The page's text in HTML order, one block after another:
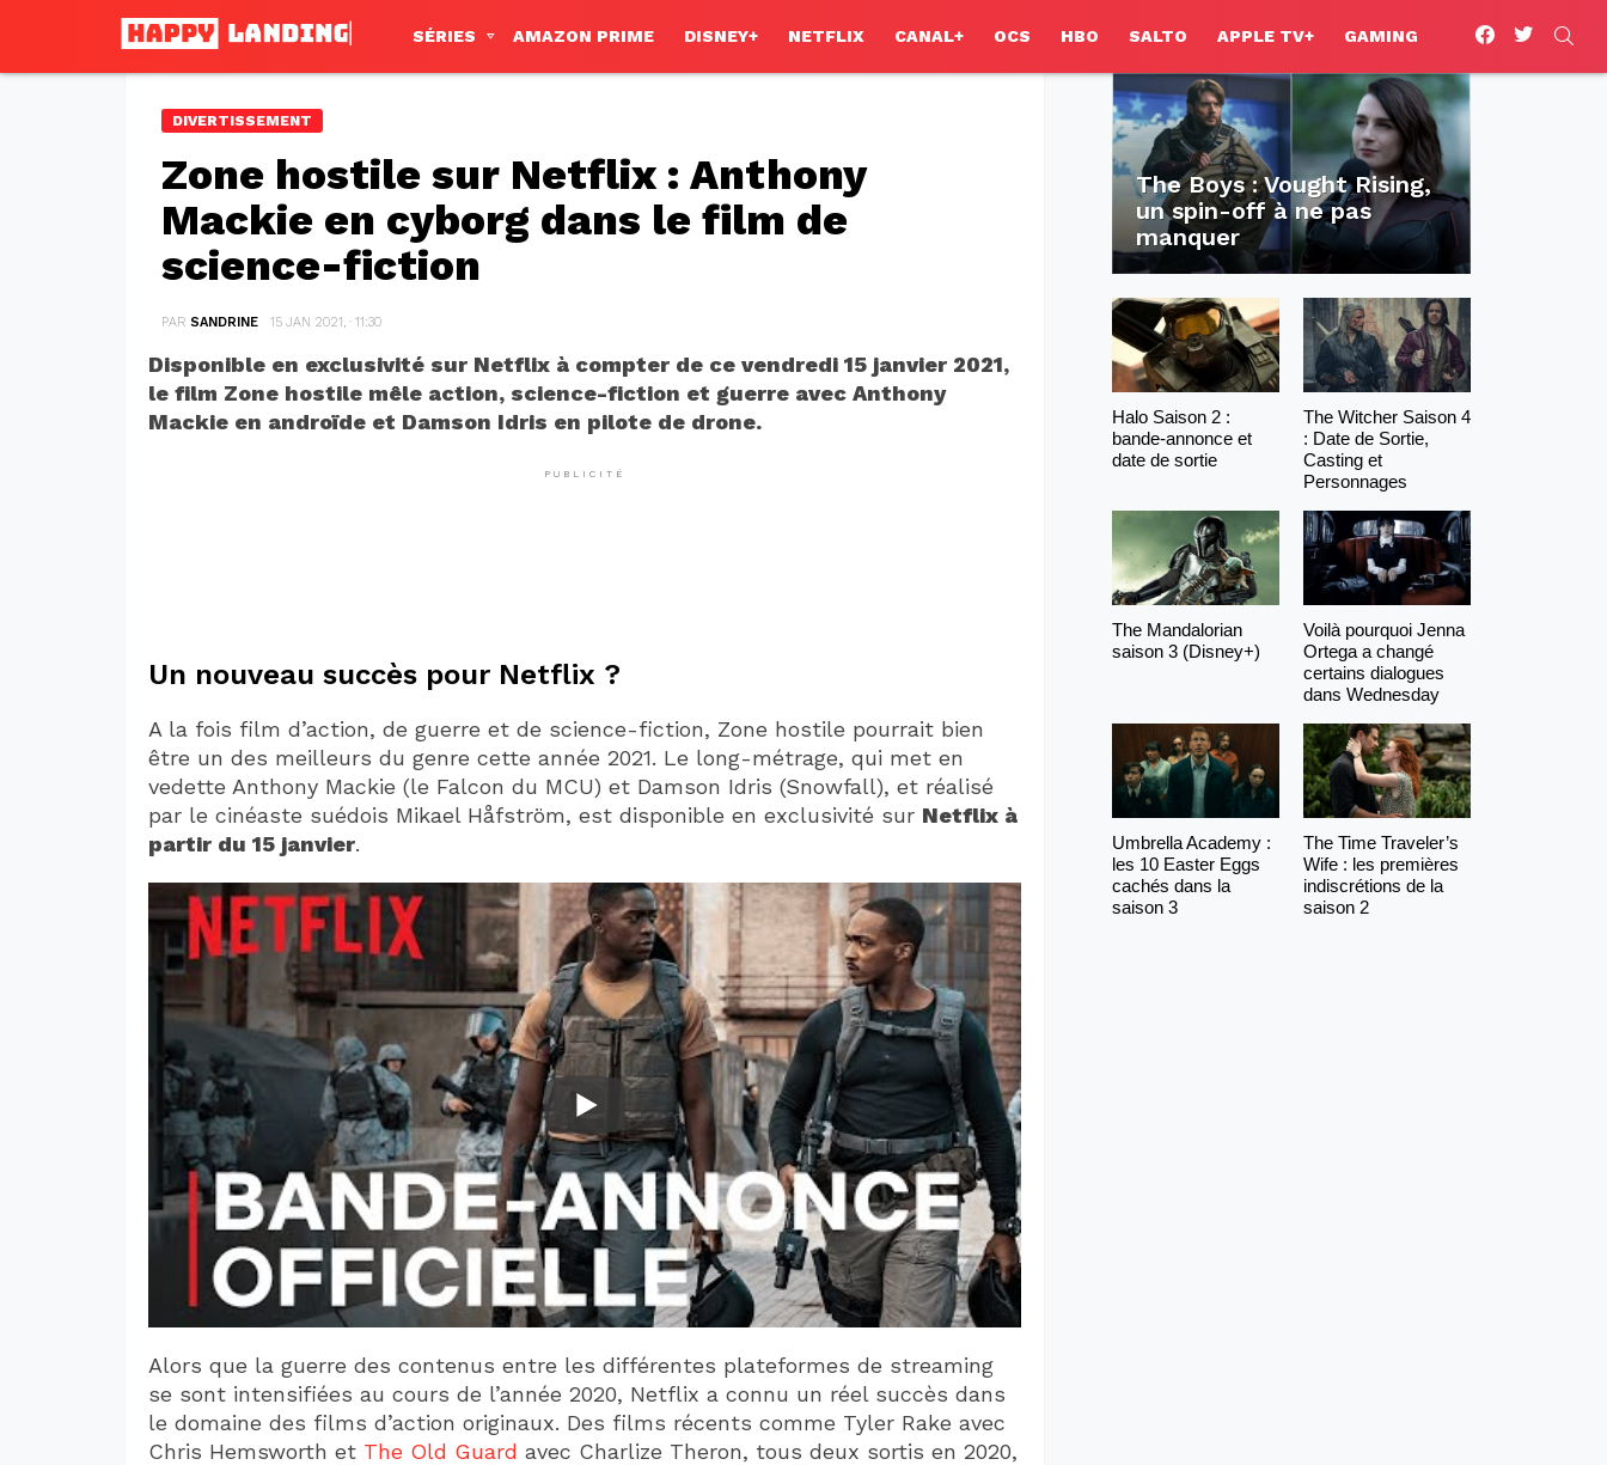
SÉRIES AMAZON PRIME DISNEY+ NETFLIX CANAL+ OCS HBO SALTO APPLE TV+ GAMING
facebooktwitter
DIVERTISSEMENT
Zone hostile sur Netflix : Anthony
Mackie en cyborg dans le film de
science-fiction
PAR SANDRINE 15 JAN 2021, · 11:30
Disponible en exclusivité sur Netflix à compter de ce vendredi 15 janvier 2021,
le film Zone hostile mêle action, science-fiction et guerre avec Anthony
Mackie en androïde et Damson Idris en pilote de drone.
PUBLICITÉ
Un nouveau succès pour Netflix ?
A la fois film d’action, de guerre et de science-fiction, Zone hostile pourrait bien
être un des meilleurs du genre cette année 2021. Le long-métrage, qui met en
vedette Anthony Mackie (le Falcon du MCU) et Damson Idris (Snowfall), et réalisé
par le cinéaste suédois Mikael Håfström, est disponible en exclusivité sur Netflix à
partir du 15 janvier.
Alors que la guerre des contenus entre les différentes plateformes de streaming
se sont intensifiées au cours de l’année 2020, Netflix a connu un réel succès dans
le domaine des films d’action originaux. Des films récents comme Tyler Rake avec
Chris Hemsworth et The Old Guard avec Charlize Theron, tous deux sortis en 2020,
The Boys : Vought Rising,
un spin-off à ne pas
manquer
Halo Saison 2 :
bande-annonce et
date de sortie
The Witcher Saison 4
: Date de Sortie,
Casting et
Personnages
The Mandalorian
saison 3 (Disney+)
Voilà pourquoi Jenna
Ortega a changé
certains dialogues
dans Wednesday
Umbrella Academy :
les 10 Easter Eggs
cachés dans la
saison 3
The Time Traveler’s
Wife : les premières
indiscrétions de la
saison 2